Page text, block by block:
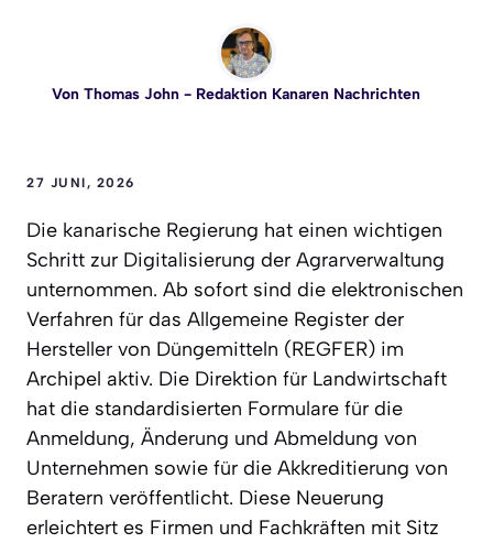
Von Thomas John- Redaktion Kanaren Nachrichten
27 JUNI, 2026
Die kanarische Regierung hat einen wichtigen
Schritt zur Digitalisierung der Agrarverwaltung
unternommen. Ab sofort sind die elektronischen
Verfahren für das Allgemeine Register der
Hersteller von Düngemitteln (REGFER) im
Archipel aktiv. Die Direktion für Landwirtschaft
hat die standardisierten Formulare für die
Anmeldung, Änderung und Abmeldung von
Unternehmen sowie für die Akkreditierung von
Beratern veröffentlicht. Diese Neuerung
erleichtert es Firmen und Fachkräften mit Sitz